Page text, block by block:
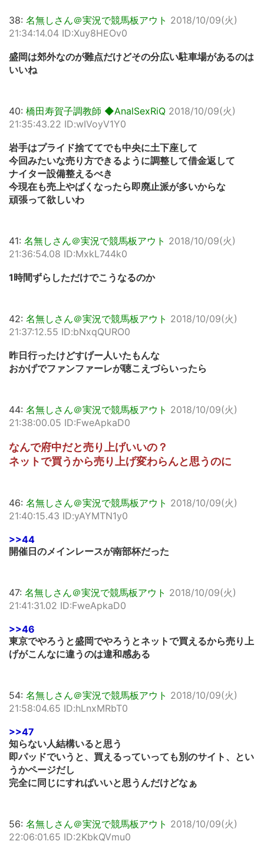
38: 名無しさん＠実況で競馬板アウト 2018/10/09(火)
21:34:14.04 ID:Xuy8HEOv0
盛岡は郊外なのが難点だけどその分広い駐車場があるのは
いいね
40: 橋田寿賀子調教師 ◆AnalSexRiQ 2018/10/09(火)
21:35:43.22 ID:wIVoyV1Y0
岩手はプライド捨ててでも中央に土下座して
今回みたいな売り方できるように調整して借金返して
ナイター設備整えるべき
今現在も売上やばくなったら即廃止派が多いからな
頑張って欲しいわ
41: 名無しさん＠実況で競馬板アウト 2018/10/09(火)
21:36:54.08 ID:MxkL744k0
1時間ずらしただけでこうなるのか
42: 名無しさん＠実況で競馬板アウト 2018/10/09(火)
21:37:12.55 ID:bNxqQURO0
昨日行ったけどすげー人いたもんな
おかげでファンファーレが聴こえづらいったら
44: 名無しさん＠実況で競馬板アウト 2018/10/09(火)
21:38:00.05 ID:FweApkaD0
なんで府中だと売り上げいいの？
ネットで買うから売り上げ変わらんと思うのに
46: 名無しさん＠実況で競馬板アウト 2018/10/09(火)
21:40:15.43 ID:yAYMTN1y0
>>44
開催日のメインレースが南部杯だった
47: 名無しさん＠実況で競馬板アウト 2018/10/09(火)
21:41:31.02 ID:FweApkaD0
>>46
東京でやろうと盛岡でやろうとネットで買えるから売り上
げがこんなに違うのは違和感ある
54: 名無しさん＠実況で競馬板アウト 2018/10/09(火)
21:58:04.65 ID:hLnxMRbT0
>>47
知らない人結構いると思う
即パッドでいうと、買えるっていっても別のサイト、とい
うかページだし
完全に同じにすればいいと思うんだけどなぁ
56: 名無しさん＠実況で競馬板アウト 2018/10/09(火)
22:06:01.65 ID:2KbkQVmu0